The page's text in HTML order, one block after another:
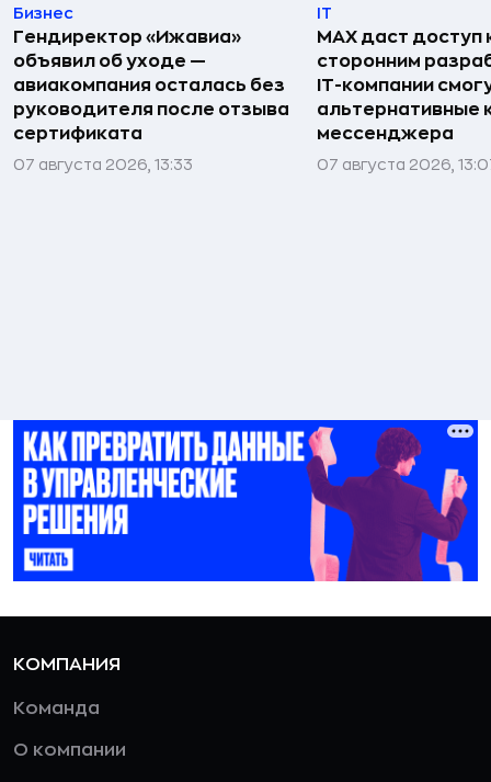
Бизнес
Гендиректор «Ижавиа»
объявил об уходе —
авиакомпания осталась без
руководителя после отзыва
сертификата
07 августа 2026, 13:33
IT
MAX даст доступ
сторонним
IT-компании
альтернативные
мессенджера
07 августа 2026,
КОМПАНИЯ
Команда
О компании